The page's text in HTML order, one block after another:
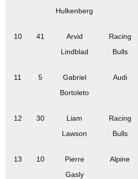
Hulkenberg
10 41
Arvid
Lindblad
Racing
Bulls
11 5
Gabriel
Bortoleto
Audi
12 30
Liam
Lawson
Racing
Bulls
13 10
Pierre
Gasly
Alpine